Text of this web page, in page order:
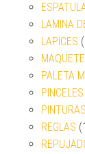
LAMINA
LAPICES
PALETA
PINCELES
PINTURAS
REGLAS